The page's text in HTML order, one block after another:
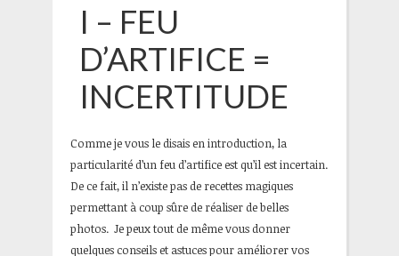
I – FEU
D’ARTIFICE =
INCERTITUDE
Comme je vous le disais en introduction, la
particularité d’un feu d’artifice est qu’il est incertain.
De ce fait, il n’existe pas de recettes magiques
permettant à coup sûre de réaliser de belles
photos. Je peux tout de même vous donner
quelques conseils et astuces pour améliorer vos